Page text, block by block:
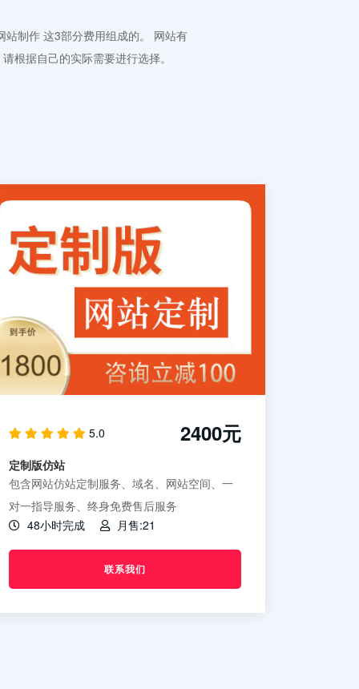
制作 这3部分费用组成的。 网站有
根据自己的实际需要进行选择。
5.0 2400元
定制版仿站
包含网站仿站定制服务、域名、网站空间、一
对一指导服务、终身免费售后服务
48小时完成
月售:21
联系我们